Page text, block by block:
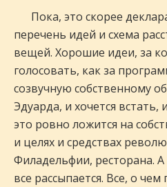
Пока, это скорее
перечень идей и схема
вещей. Хорошие идеи, за
голосовать, как за
созвучную собственному
Эдуарда, и хочется
это ровно ложится на
и целях и средствах
Филадельфии, ресторана.
все рассыпается. Все, о чем